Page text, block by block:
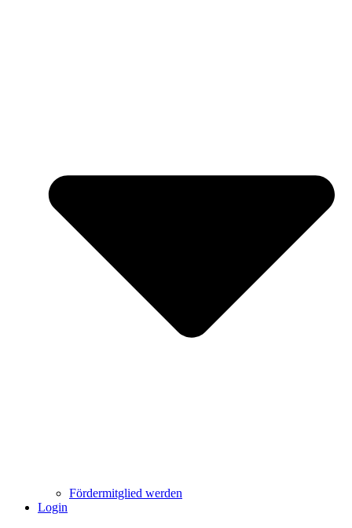
Fördermitglied werden
Login